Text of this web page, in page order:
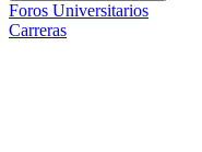
Foros Universitarios
Carreras